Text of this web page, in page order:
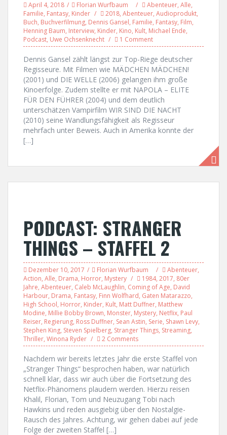
April 4, 2018 Florian Wurfbaum Abenteuer, Alle,
Familie, Fantasy, Kinder 2018, Abenteuer, Audioprodukt,
Buch, Buchverfilmung, Dennis Gansel, Familie, Fantasy, Film,
Henning Baum, Interview, Kinder, Kino, Kult, Michael Ende,
Podcast, Uwe Ochsenknecht 1 Comment
Dennis Gansel zählt längst zur Top-Riege deutscher
Regisseure. Mit Filmen wie MÄDCHEN MÄDCHEN!
(2001) und DIE WELLE (2006) gelangen ihm große
Kinoerfolge. Zudem stellte er mit NAPOLA – ELITE
FÜR DEN FÜHRER (2004) und dem deutlich
unterschätzen Vampirfilm WIR SIND DIE NACHT
(2010) seine Wandlungsfähigkeit als Regisseur
mehrfach unter Beweis. Auch in Amerika konnte der
[…]
PODCAST: STRANGER
THINGS – STAFFEL 2
Dezember 10, 2017 Florian Wurfbaum Abenteuer,
Action, Alle, Drama, Horror, Mystery 1984, 2017, 80er
Jahre, Abenteuer, Caleb McLaughlin, Coming of Age, David
Harbour, Drama, Fantasy, Finn Wolfhard, Gaten Matarazzo,
High School, Horror, Kinder, Kult, Matt Duffner, Matthew
Modine, Millie Bobby Brown, Monster, Mystery, Netflix, Paul
Reiser, Regierung, Ross Duffner, Sean Astin, Serie, Shawn Levy,
Stephen King, Steven Spielberg, Stranger Things, Streaming,
Thriller, Winona Ryder 2 Comments
Nachdem wir bereits letztes Jahr die erste Staffel von
„Stranger Things“ besprochen haben, war natürlich
schnell klar, dass wir auch über die Fortsetzung des
Netflix-Phänomens plaudern werden. Hierzu reisen
Khalil, Florian, Tom und Neuzugang Tobi nach
Hawkins und reden ausgiebig über den Nostalgie-
Rausch des Jahres. Achtung, wir gehen dabei auf jede
Folge der zweiten Staffel […]